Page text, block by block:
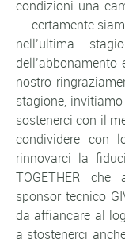
condizioni una
– certamente
nell’ultima
nostro
stagione,
sostenerci con il
condividere con
rinnovarci la
TOGETHER
sponsor tecnico
da affiancare al
a stostenerci